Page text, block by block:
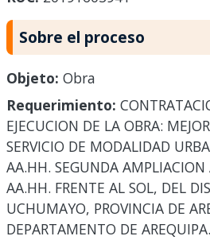
Sobre el proceso
Objeto: Obra
Requerimiento:
EJECUCION DE LA OBRA:
SERVICIO DE MODALIDAD
AA.HH. SEGUNDA AMPLIACION
AA.HH. FRENTE AL SOL, DEL
UCHUMAYO, PROVINCIA DE
DEPARTAMENTO DE AREQUIPA.